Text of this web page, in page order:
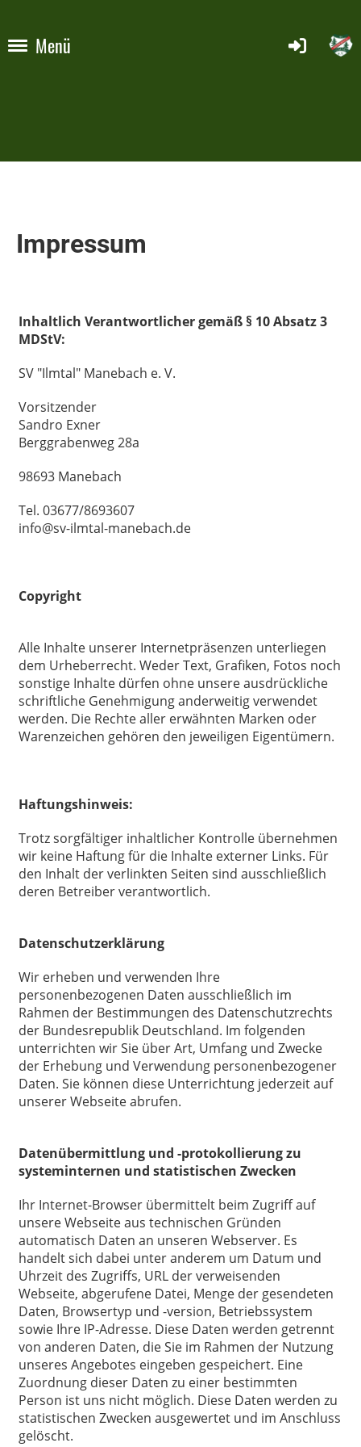
Menü
Impressum
Inhaltlich Verantwortlicher gemäß § 10 Absatz 3
MDStV:
SV "Ilmtal" Manebach e. V.
Vorsitzender
Sandro Exner
Berggrabenweg 28a
98693 Manebach
Tel. 03677/8693607
info@sv-ilmtal-manebach.de
Copyright
Alle Inhalte unserer Internetpräsenzen unterliegen
dem Urheberrecht. Weder Text, Grafiken, Fotos noch
sonstige Inhalte dürfen ohne unsere ausdrückliche
schriftliche Genehmigung anderweitig verwendet
werden. Die Rechte aller erwähnten Marken oder
Warenzeichen gehören den jeweiligen Eigentümern.
Haftungshinweis:
Trotz sorgfältiger inhaltlicher Kontrolle übernehmen
wir keine Haftung für die Inhalte externer Links. Für
den Inhalt der verlinkten Seiten sind ausschließlich
deren Betreiber verantwortlich.
Datenschutzerklärung
Wir erheben und verwenden Ihre
personenbezogenen Daten ausschließlich im
Rahmen der Bestimmungen des Datenschutzrechts
der Bundesrepublik Deutschland. Im folgenden
unterrichten wir Sie über Art, Umfang und Zwecke
der Erhebung und Verwendung personenbezogener
Daten. Sie können diese Unterrichtung jederzeit auf
unserer Webseite abrufen.
Datenübermittlung und -protokollierung zu
systeminternen und statistischen Zwecken
Ihr Internet-Browser übermittelt beim Zugriff auf
unsere Webseite aus technischen Gründen
automatisch Daten an unseren Webserver. Es
handelt sich dabei unter anderem um Datum und
Uhrzeit des Zugriffs, URL der verweisenden
Webseite, abgerufene Datei, Menge der gesendeten
Daten, Browsertyp und -version, Betriebssystem
sowie Ihre IP-Adresse. Diese Daten werden getrennt
von anderen Daten, die Sie im Rahmen der Nutzung
unseres Angebotes eingeben gespeichert. Eine
Zuordnung dieser Daten zu einer bestimmten
Person ist uns nicht möglich. Diese Daten werden zu
statistischen Zwecken ausgewertet und im Anschluss
gelöscht.